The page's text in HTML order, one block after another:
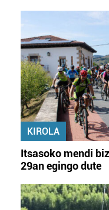
KIROLA
Itsasoko mendi
29an egingo dute